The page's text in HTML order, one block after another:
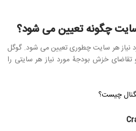
چگونه تعیین می شود؟
نیاز هر سایت چطوری تعیین می شود. گوگل
خزش بودجۀ مورد نیاز هر سایتی را
چیست؟